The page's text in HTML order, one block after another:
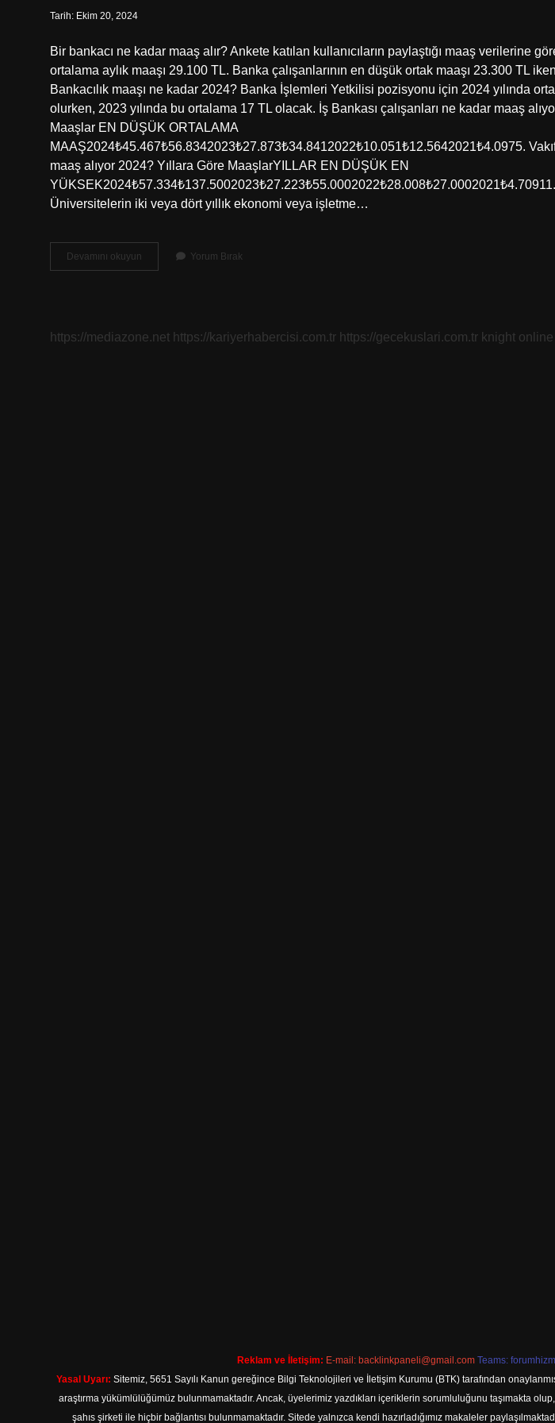
Tarih: Ekim 20, 2024
Bir bankacı ne kadar maaş alır? Ankete katılan kullanıcıların paylaştığı maaş verilerine
ortalama aylık maaşı 29.100 TL. Banka çalışanlarının en düşük ortak maaşı 23.300 TL
Bankacılık maaşı ne kadar 2024? Banka İşlemleri Yetkilisi pozisyonu için 2024 yılında
olurken, 2023 yılında bu ortalama 17 TL olacak. İş Bankası çalışanları ne kadar maaş
Maaşlar EN DÜŞÜK ORTALAMA
MAAŞ2024₺45.467₺56.8342023₺27.873₺34.8412022₺10.051₺12.5642021₺4.0975.
maaş alıyor 2024? Yıllara Göre MaaşlarYILLAR EN DÜŞÜK EN
Üniversitelerin iki veya dört yıllık ekonomi veya işletme…
Devamını okuyun Bankacılık
Kaç
Yorum Bırak
https://mediazone.net https://kariyerhabercisi.com.tr https://gecekuslari.com.tr knight online
Reklam ve İletişim: E-mail: backlinkpaneli@gmail.com Teams:
Yasal Uyarı: Sitemiz, 5651 Sayılı Kanun gereğince Bilgi Teknolojileri ve İletişim Kurumu (BTK) tarafından
araştırma yükümlülüğümüz bulunmamaktadır. Ancak, üyelerimiz yazdıkları içeriklerin sorumluluğunu taşımakta
şahıs şirketi ile hiçbir bağlantısı bulunmamaktadır. Sitede yalnızca kendi hazırladığımız makaleler